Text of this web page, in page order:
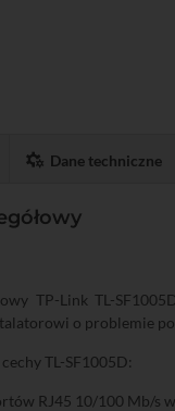
Dane techniczne
TP-Link TL-
o problemie
TL-SF1005D:
RJ45 10/100 Mb/s